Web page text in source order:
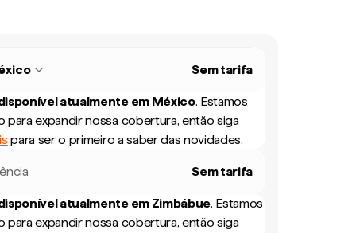
Sem tarifa
atualmente em México. Estamos
para expandir nossa cobertura, então siga
para ser o primeiro a saber das novidades.
Sem tarifa
atualmente em Zimbábue. Estamos
para expandir nossa cobertura, então siga